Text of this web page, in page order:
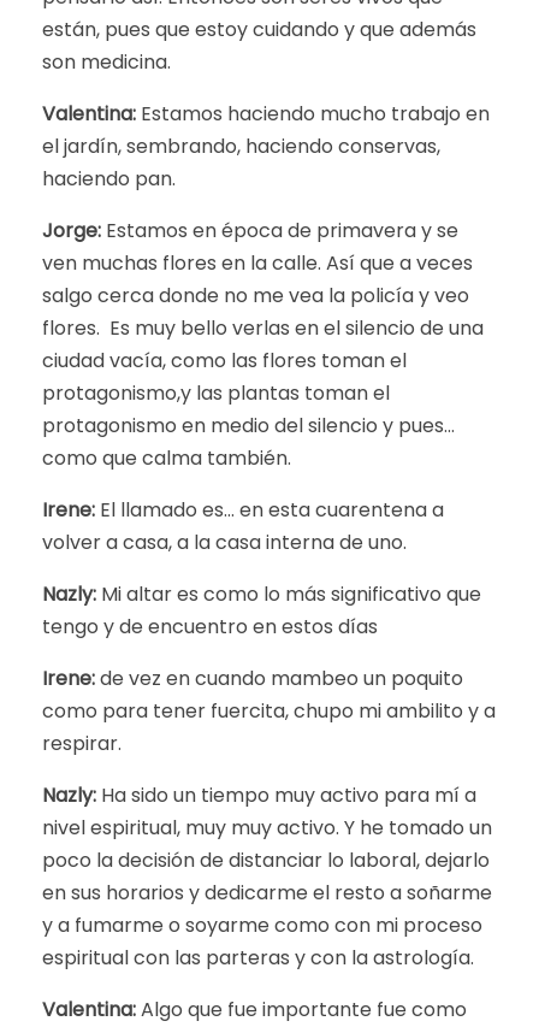
están, pues que estoy cuidando y que además
son medicina.
Valentina: Estamos haciendo mucho trabajo en
el jardín, sembrando, haciendo conservas,
haciendo pan.
Jorge: Estamos en época de primavera y se
ven muchas flores en la calle. Así que a veces
salgo cerca donde no me vea la policía y veo
flores. Es muy bello verlas en el silencio de una
ciudad vacía, como las flores toman el
protagonismo,y las plantas toman el
protagonismo en medio del silencio y pues…
como que calma también.
Irene: El llamado es… en esta cuarentena a
volver a casa, a la casa interna de uno.
Nazly: Mi altar es como lo más significativo que
tengo y de encuentro en estos días
Irene:de vez en cuando mambeo un poquito
como para tener fuercita, chupo mi ambilito y a
respirar.
Nazly: Ha sido un tiempo muy activo para mí a
nivel espiritual, muy muy activo. Y he tomado un
poco la decisión de distanciar lo laboral, dejarlo
en sus horarios y dedicarme el resto a soñarme
y a fumarme o soyarme como con mi proceso
espiritual con las parteras y con la astrología.
Valentina:Algo que fue importante fue como